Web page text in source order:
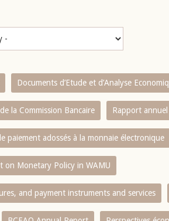
Documents d’Etude et d’Analyse
la Commission Bancaire Rapport
paiement adossés à la monnaie électronique
on Monetary Policy in WAMU
and payment instruments and services